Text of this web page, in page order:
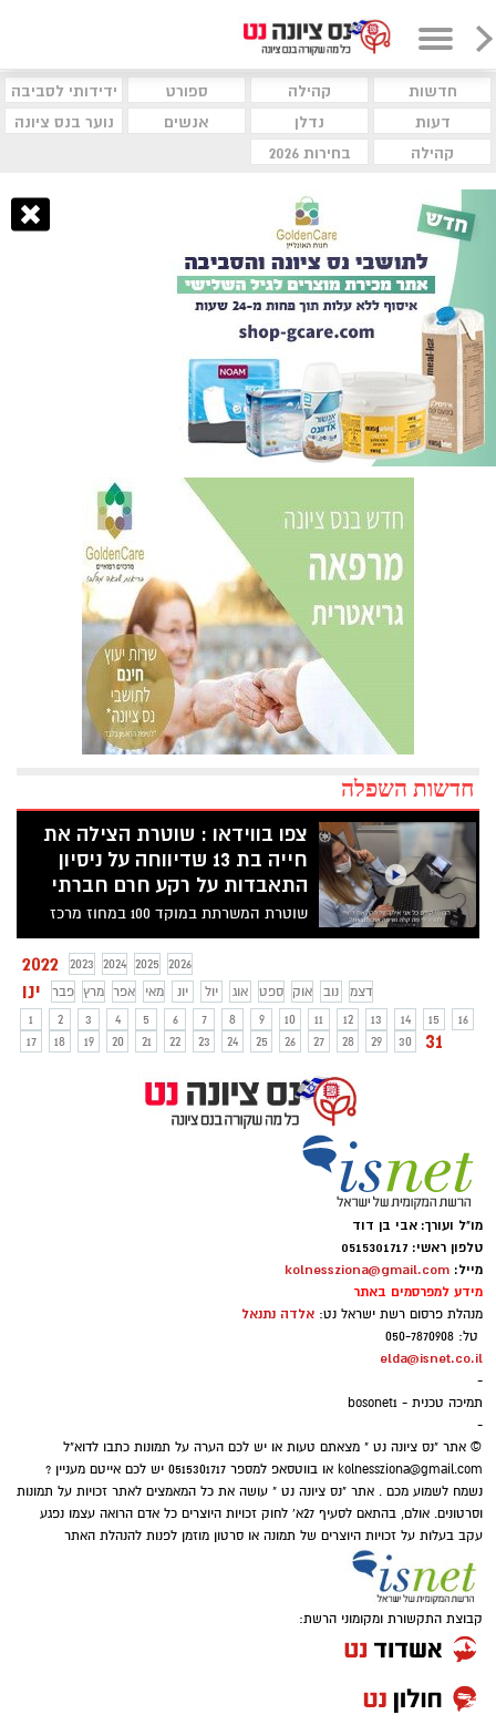
חדשות קהילה ספורט
ידידותי לסביבה
דעות
נדלן אנשים
נוער בנס ציונה
קהילה
בחירות 2026
חדשות השפלה
צפו בווידאו : שוטרת הצילה את
חייה בת 13 שדיווחה על ניסיון
התאבדות על רקע חרם חברתי
שוטרת המשרתת במוקד 100 במחוז מרכז
הצילה את חייה של נערה בת 13 שדיווחה כי
ניסתה לשים קץ לחייה בשירותי בית הספר,
על רקע חרם חברתי.
2022 2023 2024 2025 2026
ינו פבר מרץ אפר מאי יונ יול אוג ספט אוק נוב
דצמ
1
2 3 4 5 6 7 8 9 10 11 12 13 14 15
16
17
18 19 20 21 22 23 24 25 26 27 28 29 30 31
מו"ל ועורך: אבי בן דוד
טלפון ראשי: 0515301717
מייל: kolnessziona@gmail.com
מידע למפרסמים באתר
מנהלת פרסום רשת ישראל נט: אלדה נתנאל
טל: 050-7870908
elda@isnet.co.il
-
תמיכה טכנית - bosonet1
-
© אתר "נס ציונה נט " מצאתם טעות או יש לכם הערה על תמונות כתבו לדוא"ל
kolnessziona@gmail.com
או בווטסאפ למספר 0515301717 יש לכם אייטם מעניין ?
נשמח לשמוע מכם . אתר "נס ציונה נט " עושה את כל המאמצים לאתר זכויות על תמונות
וסרטונים. אולם, בהתאם לסעיף 27א' לחוק זכויות היוצרים כל אדם הרואה עצמו נפגע
עקב בעלות על זכויות היוצרים של תמונה או סרטון מוזמן לפנות להנהלת האתר
קבוצת התקשורת ומקומוני הרשת: